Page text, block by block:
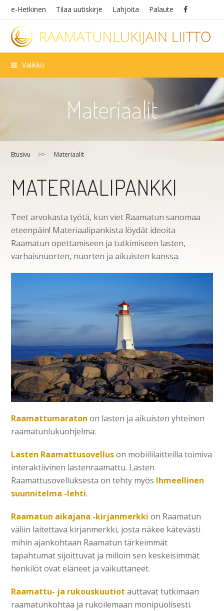
e-Hetkinen Tilaa uutiskirje Lahjoita Palaute
Valikko
Materiaalit
Etusivu >> Materiaalit
MA­TE­RI­AA­LI­PANK­KI
Teet arvokasta työtä, kun viet Raamatun sanomaa
eteenpäin! Materiaalipankista löydät ideoita
Raamatun opettamiseen ja tutkimiseen lasten,
varhaisnuorten, nuorten ja aikuisten kanssa.
Raamattumaratonon lasten ja aikuisten yhteinen
raamatunlukuohjelma.
Lasten Raamattusovelluson mobiililaitteilla toimiva
interaktiivinen lastenraamattu. Lasten
Raamattusovelluksesta on tehty myös Ihmeellinen
suunnitelma -lehti.
Raamatun aikajana -kirjanmerkki on Raamatun
väliin laitettava kirjanmerkki, josta näkee kätevästi
mihin ajankohtaan Raamatun tärkeimmät
tapahtumat sijoittuvat ja milloin sen keskeisimmät
henkilöt ovat eläneet ja vaikuttaneet.
Raamattu- ja rukouskuutiot auttavat tutkimaan
raamatunkohtaa ja rukoilemaan monipuolisesti.